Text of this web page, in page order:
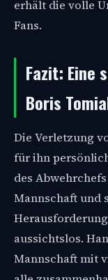
erhält die volle
Fans.
Fazit: Eine
Boris
Die Verletzung
für ihn
des
Mannschaft und
aussichtslos.
Mannschaft mit